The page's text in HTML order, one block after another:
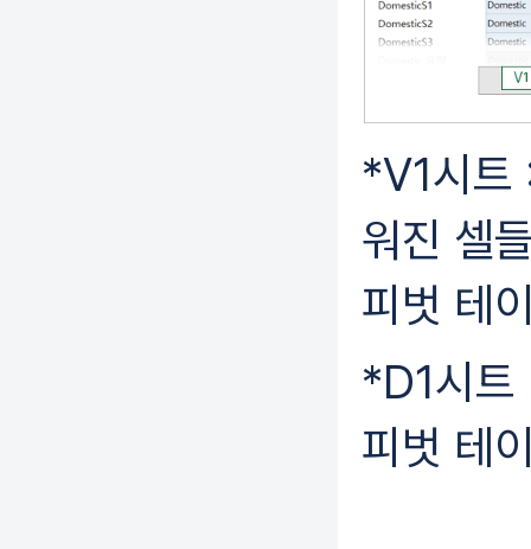
*V1시트
워진 셀
피벗 테
*D1시트
피벗 테